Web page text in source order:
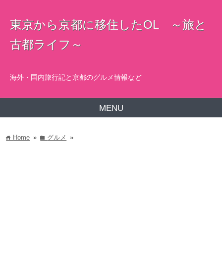
東京から京都に移住したOL ～旅と
古都ライフ～
海外・国内旅行記と京都のグルメ情報など
MENU
home Home » folder グルメ »